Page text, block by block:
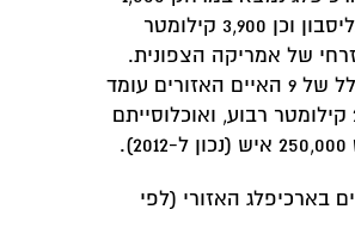
קילומטר מליסבון וכן 3,900 קילומטר
של אמריקה הצפונית.
שטחם הכולל של 9 האיים האזורים עומד
על כ-2,300 קילומטר רבוע, ואוכלוסייתם
בארכיפלג האזורי (לפי